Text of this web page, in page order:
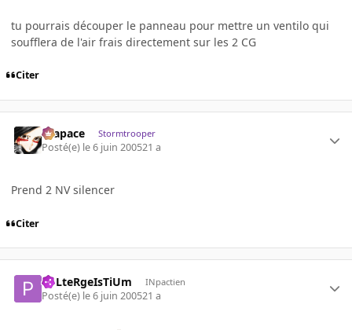
tu pourrais découper le panneau pour mettre un ventilo qui
soufflera de l'air frais directement sur les 2 CG
Citer
Krapace Stormtrooper
Posté(e) le 6 juin 200521 a
Prend 2 NV silencer
Citer
PoLteRgeIsTiUm INpactien
Posté(e) le 6 juin 200521 a